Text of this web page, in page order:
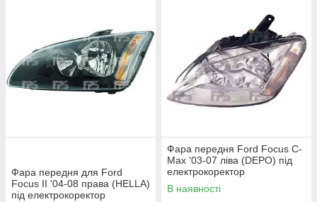
Фара передня для Ford
Focus II '04-08 права (HELLA)
під електрокоректор
Фара передня Ford Focus C-
Max '03-07 ліва (DEPO) під
електрокоректор
В наявності